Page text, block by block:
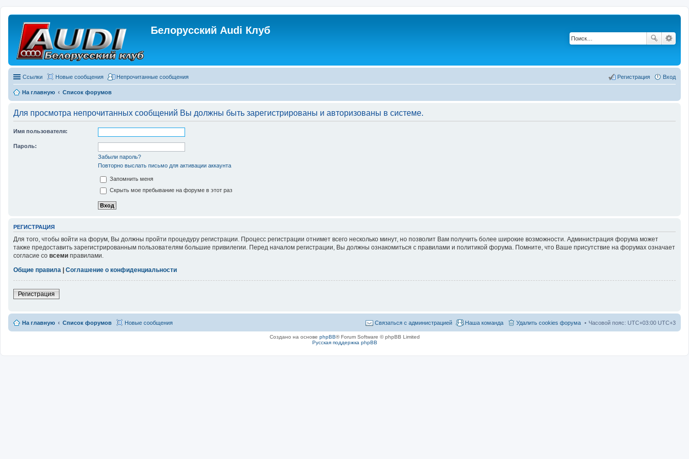
Белорусский Audi Клуб
Ссылки Новые сообщения Непрочитанные сообщения Вход
Регистрация
На главную Список форумов
Для просмотра непрочитанных сообщений Вы должны быть зарегистрированы и авторизованы в системе.
Имя пользователя:
Пароль:
Забыли пароль?
Повторно выслать письмо для активации аккаунта
Запомнить меня
Скрыть мое пребывание на форуме в этот раз
РЕГИСТРАЦИЯ
Для того, чтобы войти на форум, Вы должны пройти процедуру регистрации. Процесс регистрации отнимет всего несколько минут, но позволит Вам получить более широкие возможности. Администрация форума может
также предоставить зарегистрированным пользователям большие привилегии. Перед началом регистрации, Вы должны ознакомиться с правилами и политикой форума. Помните, что Ваше присутствие на форумах означает
согласие со всеми правилами.
Общие правила | Соглашение о конфиденциальности
Регистрация
На главную Список форумов Новые сообщения Часовой пояс: UTC+03:00 UTC+3
Удалить cookies форума
Наша команда
Связаться с администрацией
Создано на основе phpBB® Forum Software © phpBB Limited
Русская поддержка phpBB